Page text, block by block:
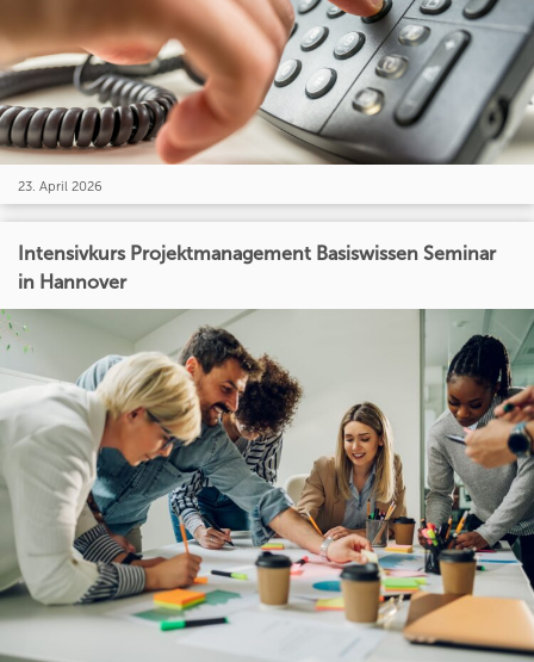
23. April 2026
Intensivkurs Projektmanagement Basiswissen Seminar
in Hannover